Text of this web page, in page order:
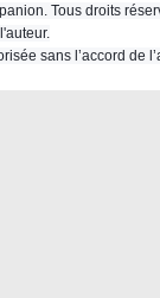
Tous droits
sans l’accord de